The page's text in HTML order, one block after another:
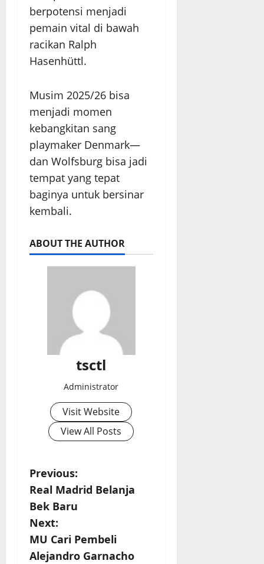
berpotensi menjadi
pemain vital di bawah
racikan Ralph
Hasenhüttl.
Musim 2025/26 bisa
menjadi momen
kebangkitan sang
playmaker Denmark—
dan Wolfsburg bisa jadi
tempat yang tepat
baginya untuk bersinar
kembali.
ABOUT THE AUTHOR
tsctl
Administrator
Visit Website
View All Posts
P
o
s
t
Previous:
Real Madrid Belanja
Bek Baru
Next:
MU Cari Pembeli
Alejandro Garnacho